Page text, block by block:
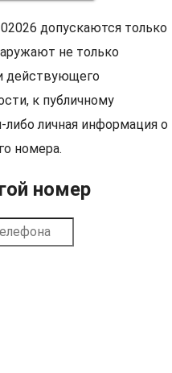
допускаются только
не только
действующего
к публичному
личная информация о
номера.
номер